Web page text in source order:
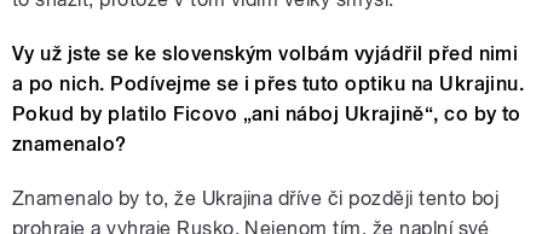
Vy už jste se ke slovenským volbám vyjádřil před nimi
a po nich. Podívejme se i přes tuto optiku na Ukrajinu.
Pokud by platilo Ficovo „ani náboj Ukrajině“, co by to
znamenalo?
Znamenalo by to, že Ukrajina dříve či později tento boj
prohraje a vyhraje Rusko. Nejenom tím, že naplní své